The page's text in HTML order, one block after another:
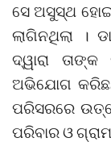
ସେ ଅସୁସ୍ଥ
ଲାଗିନଥିଲା ।
ଦ୍ୱାରା
ଅଭିଯୋଗ
ପରିସରରେ
ପରିବାର ଓ